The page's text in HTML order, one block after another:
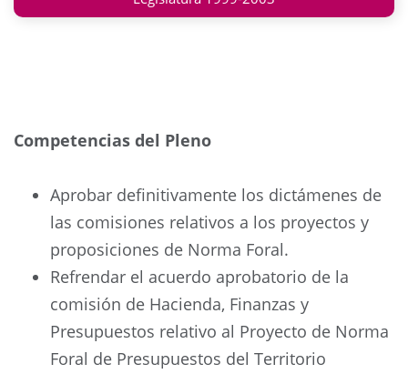
Competencias del Pleno
Aprobar definitivamente los dictámenes de
las comisiones relativos a los proyectos y
proposiciones de Norma Foral.
Refrendar el acuerdo aprobatorio de la
comisión de Hacienda, Finanzas y
Presupuestos relativo al Proyecto de Norma
Foral de Presupuestos del Territorio